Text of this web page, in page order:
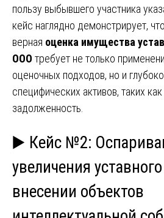
пользу выбывшего участника
кейс наглядно демонстрирует,
верная оценка имущества
ООО требует не только
оценочных подходов, но и
специфических активов, таких
задолженность.
▶️ Кейс №2:
увеличения
внесении объектов